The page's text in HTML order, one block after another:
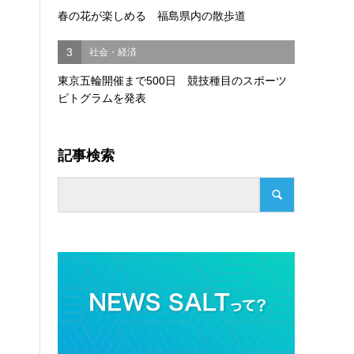
春の花が楽しめる 福島県内の散歩道
3 社会・経済
東京五輪開催まで500日 競技種目のスポーツ
ピトグラムを発表
記事検索